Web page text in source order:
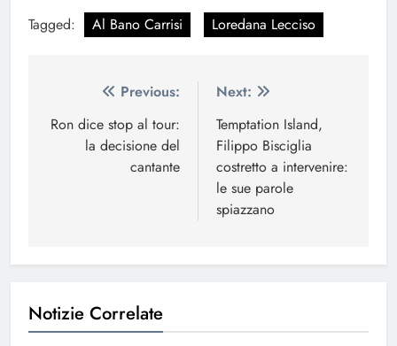
Tagged: Al Bano Carrisi Loredana Lecciso
Navigazione
articoli
Previous:
Ron dice stop al tour:
la decisione del
cantante
Next:
Temptation Island,
Filippo Bisciglia
costretto a intervenire:
le sue parole
spiazzano
Notizie Correlate